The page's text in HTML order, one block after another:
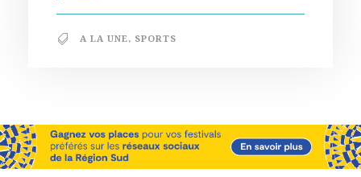
A LA UNE, SPORTS